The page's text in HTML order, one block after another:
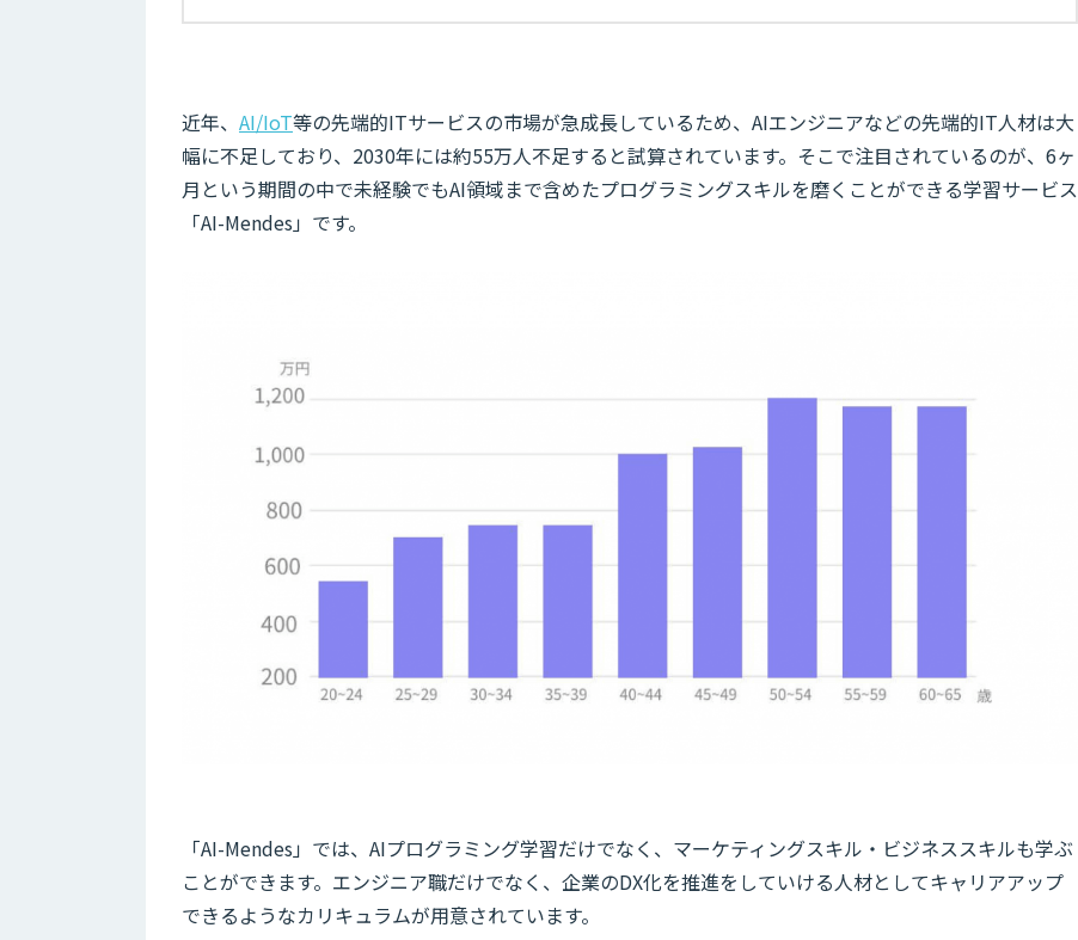
近年、 AI/IoT等の先端的ITサービスの市場が急成長しているため、AIエンジニアなどの先端的IT人材は大
幅に不足しており、2030年には約55万人不足すると試算されています。そこで注目されているのが、​​6ヶ
月という期間の中で未経験でもAI領域まで含めたプログラミングスキルを磨くことができる学習サービス
「AI-Mendes」です。
「AI-Mendes」では、AIプログラミング学習だけでなく、マーケティングスキル・ビジネススキルも学ぶ
ことができます。エンジニア職だけでなく、企業のDX化を推進をしていける人材としてキャリアアップ
できるようなカリキュラムが用意されています。